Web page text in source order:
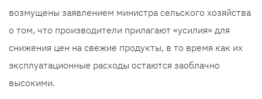
возмущены заявлением министра сельского хозяйства
о том, что производители прилагают «усилия» для
снижения цен на свежие продукты, в то время как их
эксплуатационные расходы остаются заоблачно
высокими.